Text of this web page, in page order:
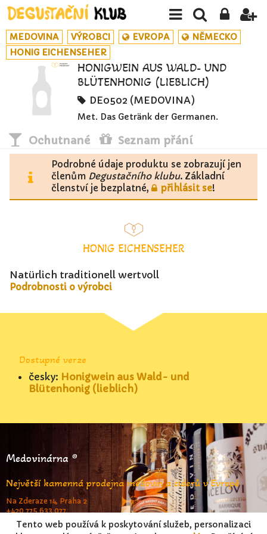
MEDOVINA VÝROBCI EVROPA
NĚMECKO
HONIG EICHENSEHER
HONIGWEIN AUS WALD- UND
BLÜTENHONIG (LIEBLICH)
DE0502 (MEDOVINA)
Met. Das Getränk der Germanen.
Ochutnané Seznam přání
Podrobné údaje produktu se zobrazují jen
členům Degustačního klubu. Základní
členství je bezplatné,
přihlásit se!
HONIG EICHENSEHER
Natürlich traditionell wertvoll
Podrobnosti o výrobci
Dostupné verze
česky: Honigwein aus Wald- und
Blütenhonig (lieblich)
Medovinárna ®
Největší kamenná prodejna medovin a ciderů v Evropě
Na Zderaze 14, Praha 2
+420 775 633 077
www.medovinarna.cz
Tento web používá k poskytování služeb, personalizaci